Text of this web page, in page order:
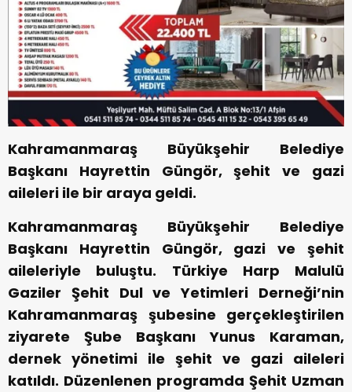
Kahramanmaraş Büyükşehir Belediye
Başkanı Hayrettin Güngör, şehit ve gazi
aileleri ile bir araya geldi.
Kahramanmaraş Büyükşehir Belediye
Başkanı Hayrettin Güngör, gazi ve şehit
aileleriyle buluştu. Türkiye Harp Malulü
Gaziler Şehit Dul ve Yetimleri Derneği’nin
Kahramanmaraş şubesine gerçekleştirilen
ziyarete Şube Başkanı Yunus Karaman,
dernek yönetimi ile şehit ve gazi aileleri
katıldı. Düzenlenen programda Şehit Uzman